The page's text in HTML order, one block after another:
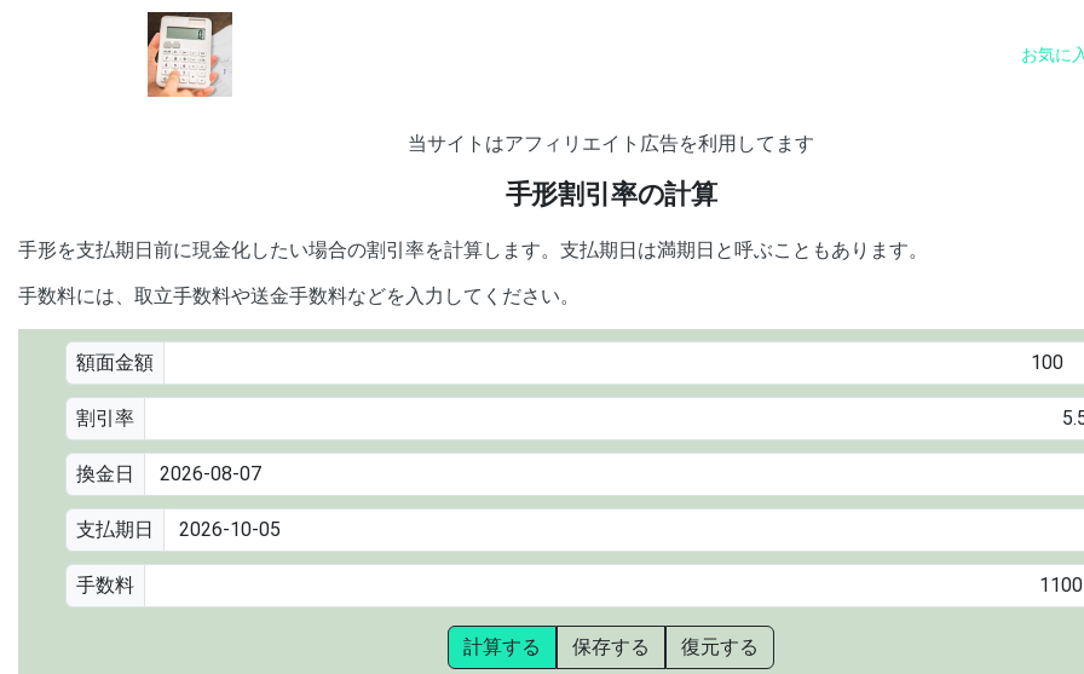
お気に
当サイトはアフィリエイト広告を利用してます
手形割引率の計算
手形を支払期日前に現金化したい場合の割引率を計算します。支払期日は満期日と呼ぶこともあります。
手数料には、取立手数料や送金手数料などを入力してください。
額面金額
割引率
換金日
支払期日
手数料
計算する 保存する 復元する